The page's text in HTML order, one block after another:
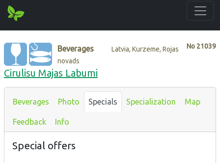
No 21039
Beverages
Latvia, Kurzeme, Rojas
novads
Cirulisu Majas Labumi
Beverages Photo Specials Specialization Map
Feedback Info
Special offers